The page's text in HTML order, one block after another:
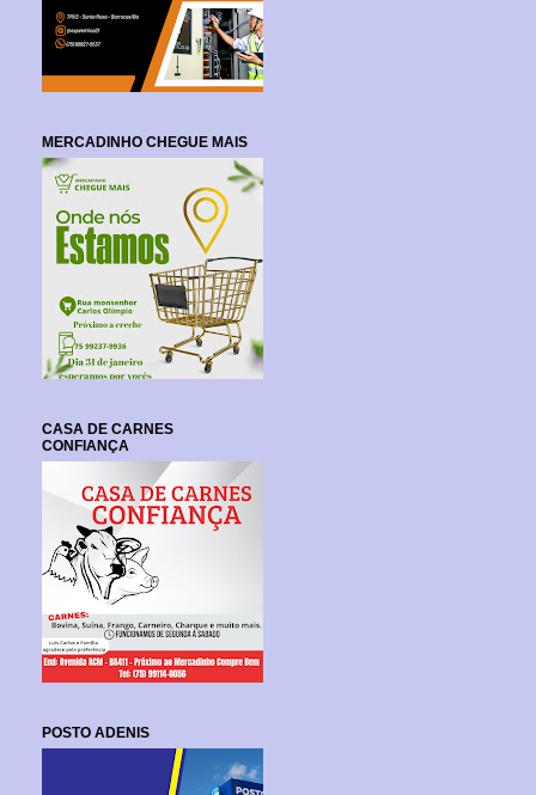
MERCADINHO CHEGUE MAIS
CASA DE CARNES
CONFIANÇA
POSTO ADENIS